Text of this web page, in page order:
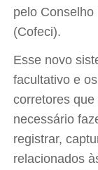
pelo
(Cofeci).
Esse novo
facultativo e
corretores
necessário
registrar,
relacionados